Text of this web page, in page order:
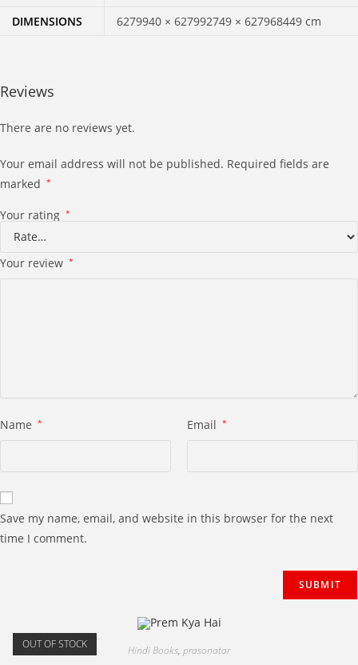
DIMENSIONS
6279940 × 627992749 × 627968449 cm
Reviews
There are no reviews yet.
Your email address will not be published. Required fields are
marked *
Your rating *
Your review *
Name * Email *
Save my name, email, and website in this browser for the next
time I comment.
OUT OF STOCK Hindi Books, prasonatar